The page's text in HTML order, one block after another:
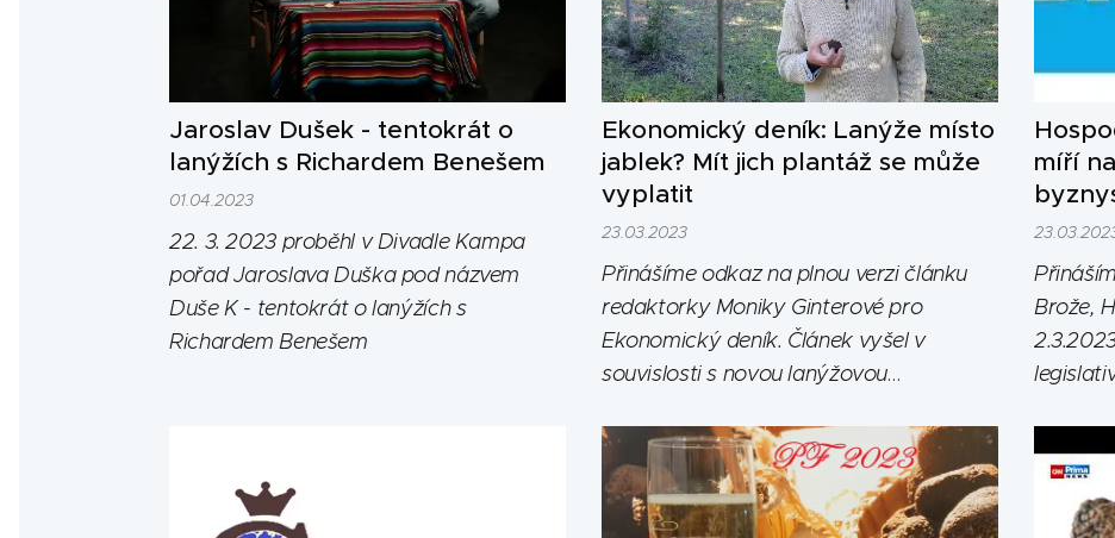
Jaroslav Dušek - tentokrát o
lanýžích s Richardem Benešem
01.04.2023
22. 3. 2023 proběhl v Divadle Kampa
pořad Jaroslava Duška pod názvem
Duše K - tentokrát o lanýžích s
Richardem Benešem
Ekonomický deník: Lanýže místo
jablek? Mít jich plantáž se může
vyplatit
23.03.2023
Přinášíme odkaz na plnou verzi článku
redaktorky Moniky Ginterové pro
Ekonomický deník. Článek vyšel v
souvislosti s novou lanýžovou
přináší nové příležitosti pro české
zemědělství.
míří
Brože,